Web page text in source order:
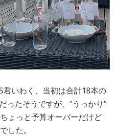
君いわく、当初は合計18本の
ったそうですが、”うっかり”
ょっと予算オーバーだけど
した。